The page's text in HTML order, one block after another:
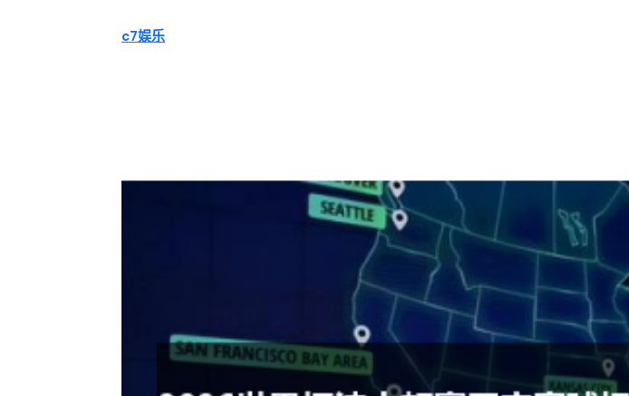
c7娱乐